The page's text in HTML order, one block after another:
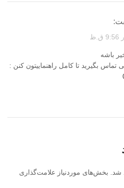
باشه
تماس بگیرید تا کامل راهنماییتون کنن :
شد. بخش‌های موردنیاز علامت‌گذاری